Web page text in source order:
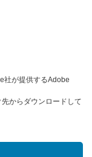
社が提供するAdobe
からダウンロードして